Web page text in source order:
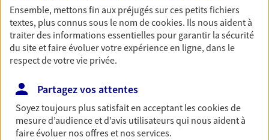
NOUS CONTACTER
Garantie Accidents de la Vie
ou grande lectrice… personne n'est à l'abri d'un
accident du quotidien. Avec Ma Protection
Accident, protégez votre qualité de vie et vos
revenus.
Ensemble, mettons fin aux préjugés sur ces petits fichiers
textes, plus connus sous le nom decookies. Ils nous aident à
traiter des informations essentielles pour garantir la sécurité
du site et faire évoluer votre expérience en ligne, dans le
respect de votre vie privée.
Partagez vos attentes
Soyez toujours plus satisfait en acceptant lescookiesde
mesure d’audience et d’avis utilisateurs qui nous aident à
faire évoluer nos offres et nos services.